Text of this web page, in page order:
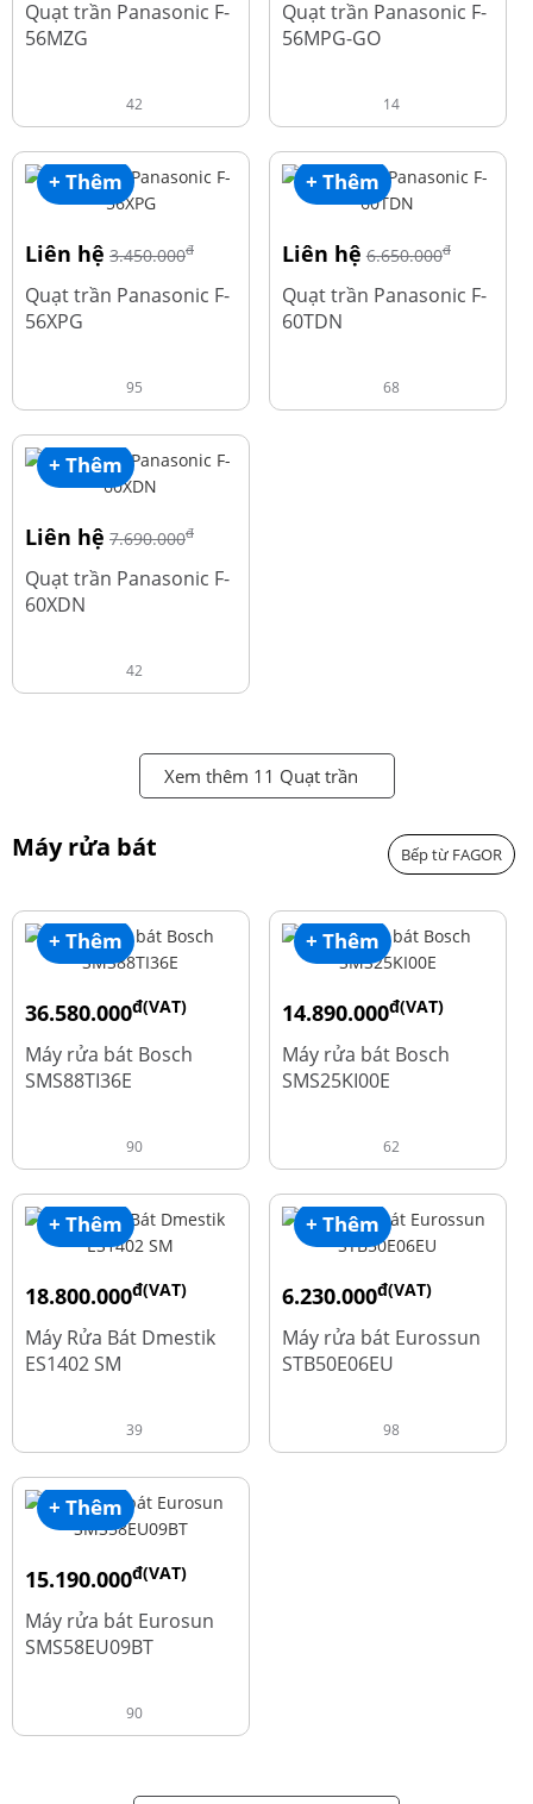
Quạt trần Panasonic F-
56MZG
42
Quạt trần Panasonic F-
56MPG-GO
14
+ Thêm
Liên hệ 3.450.000đ
Quạt trần Panasonic F-
56XPG
95
+ Thêm
Liên hệ 6.650.000đ
Quạt trần Panasonic F-
60TDN
68
+ Thêm
Liên hệ 7.690.000đ
Quạt trần Panasonic F-
60XDN
42
Xem thêm 11 Quạt trần
Máy rửa bát Bếp từ FAGOR
+ Thêm
36.580.000đ(VAT)
50.740.000
Máy rửa bát Bosch
SMS88TI36E
90
+ Thêm
14.890.000đ(VAT)
24.270.000
Máy rửa bát Bosch
SMS25KI00E
62
+ Thêm
18.800.000đ(VAT)
23.500.000
Máy Rửa Bát Dmestik
ES1402 SM
39
+ Thêm
6.230.000đ(VAT)
7.790.000
Máy rửa bát Eurossun
STB50E06EU
98
+ Thêm
15.190.000đ(VAT)
18.990.000
Máy rửa bát Eurosun
SMS58EU09BT
90